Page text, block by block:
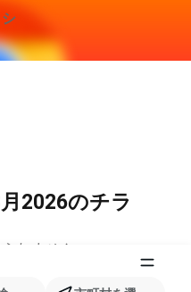
2026のチラ
れません。
販売中の他製品